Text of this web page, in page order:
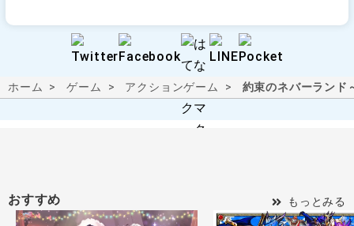
ホーム ゲーム アクションゲーム 約束のネバーランド
おすすめ もっとみる